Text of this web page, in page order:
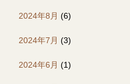
2024年8月 (6)
2024年7月 (3)
2024年6月 (1)